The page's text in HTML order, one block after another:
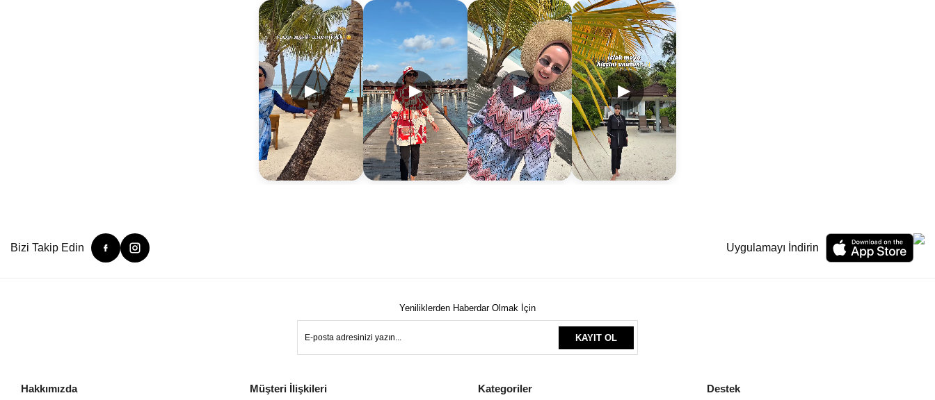
▶ ▶ ▶ ▶
Bizi Takip Edin Uygulamayı İndirin
Yeniliklerden Haberdar Olmak İçin
KAYIT OL
Hakkımızda Müşteri İlişkileri Kategoriler Destek